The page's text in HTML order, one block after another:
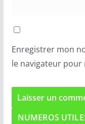
Enregistrer mon
le navigateur
NUMEROS